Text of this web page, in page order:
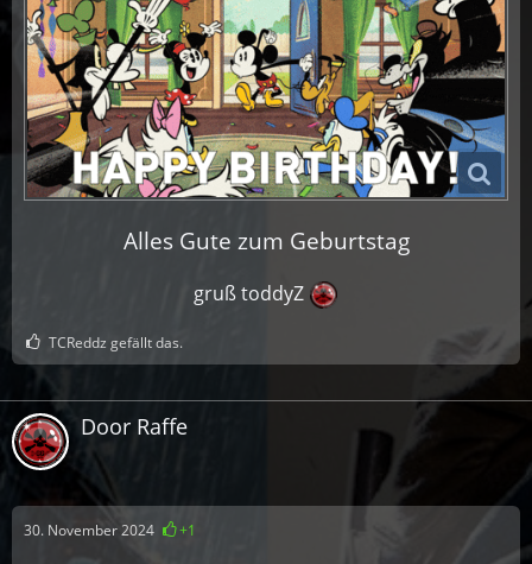
Alles Gute zum Geburtstag
gruß toddyZ
TCReddz gefällt das.
Door Raffe
30. November 2024 +1